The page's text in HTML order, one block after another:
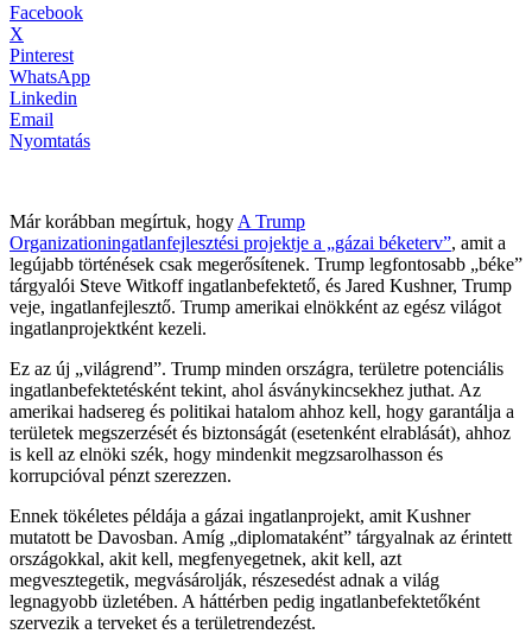
Facebook
X
Pinterest
WhatsApp
Linkedin
Email
Nyomtatás
Már korábban megírtuk, hogy A Trump
Organizationingatlanfejlesztési projektje a „gázai béketerv”, amit a
legújabb történések csak megerősítenek. Trump legfontosabb „béke”
tárgyalói Steve Witkoff ingatlanbefektető, és Jared Kushner, Trump
veje, ingatlanfejlesztő. Trump amerikai elnökként az egész világot
ingatlanprojektként kezeli.
Ez az új „világrend”. Trump minden országra, területre potenciális
ingatlanbefektetésként tekint, ahol ásványkincsekhez juthat. Az
amerikai hadsereg és politikai hatalom ahhoz kell, hogy garantálja a
területek megszerzését és biztonságát (esetenként elrablását), ahhoz
is kell az elnöki szék, hogy mindenkit megzsarolhasson és
korrupcióval pénzt szerezzen.
Ennek tökéletes példája a gázai ingatlanprojekt, amit Kushner
mutatott be Davosban. Amíg „diplomataként” tárgyalnak az érintett
országokkal, akit kell, megfenyegetnek, akit kell, azt
megvesztegetik, megvásárolják, részesedést adnak a világ
legnagyobb üzletében. A háttérben pedig ingatlanbefektetőként
szervezik a terveket és a területrendezést.